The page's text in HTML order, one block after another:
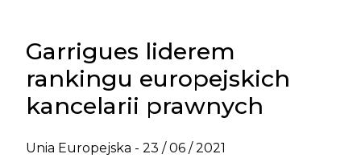
Garrigues liderem
rankingu europejskich
kancelarii prawnych
Unia Europejska - 23 / 06 / 2021